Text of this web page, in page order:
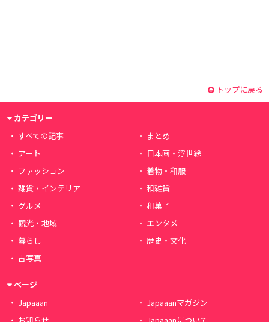
トップに戻る
カテゴリー
すべての記事
まとめ
アート
日本画・浮世絵
ファッション
着物・和服
雑貨・インテリア
和雑貨
グルメ
和菓子
観光・地域
エンタメ
暮らし
歴史・文化
古写真
ページ
Japaaan
Japaaanマガジン